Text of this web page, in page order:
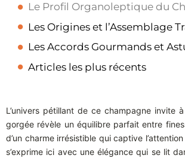
Le Profil Organoleptique du
Les Origines et l’Assemblage
Les Accords Gourmands et
Articles les plus récents
L’univers pétillant de ce champagne invite
gorgée révèle un équilibre parfait entre
d’un charme irrésistible qui captive
s’exprime ici avec une élégance qui se lit